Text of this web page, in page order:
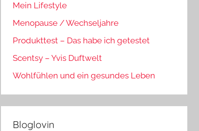
Mein Lifestyle
Menopause / Wechseljahre
Produkttest – Das habe ich getestet
Scentsy – Yvis Duftwelt
Wohlfühlen und ein gesundes Leben
Bloglovin